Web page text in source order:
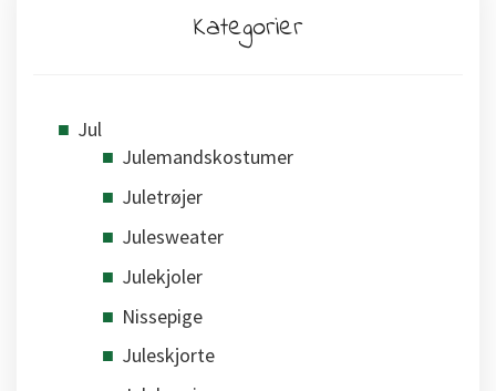
Kategorier
Jul
Julemandskostumer
Juletrøjer
Julesweater
Julekjoler
Nissepige
Juleskjorte